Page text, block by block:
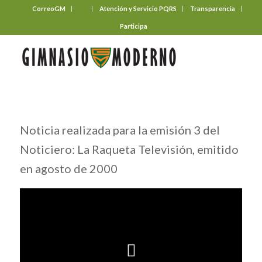
CorreoGM Atención y Servicio PQRS Transparencia
Participa
Noticia realizada para la emisión 3 del
Noticiero: La Raqueta Televisión, emitido
en agosto de 2000